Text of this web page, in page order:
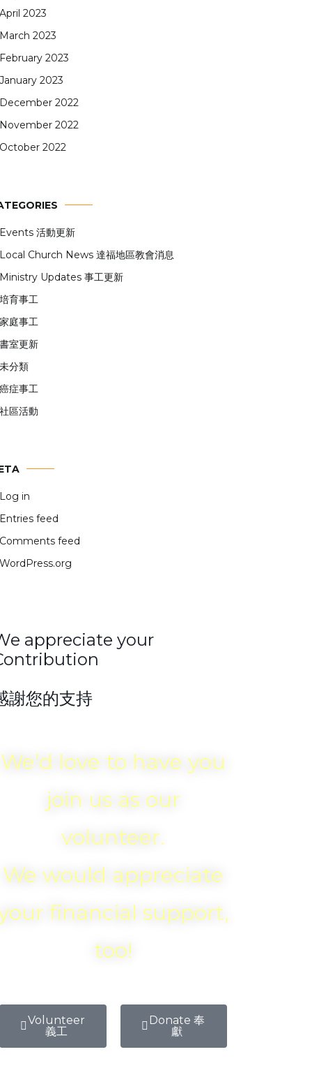
April 2023
March 2023
February 2023
January 2023
December 2022
November 2022
October 2022
Events 活動更新
Local Church News 達福地區教會消息
Ministry Updates 事工更新
培育事工
家庭事工
書室更新
未分類
癌症事工
社區活動
Log in
Entries feed
Comments feed
WordPress.org
appreciate your
謝您的支持
We’d love to have you
join us as our
volunteer.
We would appreciate
financial support,
too!
Volunteer
義工
Donate 奉
獻